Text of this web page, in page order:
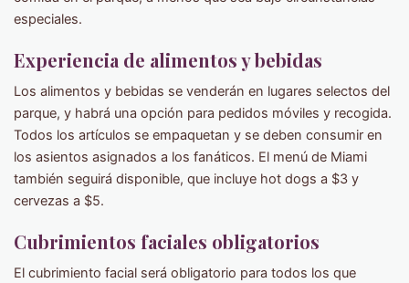
especiales.
Experiencia de alimentos y bebidas
Los alimentos y bebidas se venderán en lugares selectos del
parque, y habrá una opción para pedidos móviles y recogida.
Todos los artículos se empaquetan y se deben consumir en
los asientos asignados a los fanáticos. El menú de Miami
también seguirá disponible, que incluye hot dogs a $3 y
cervezas a $5.
Cubrimientos faciales obligatorios
El cubrimiento facial será obligatorio para todos los que